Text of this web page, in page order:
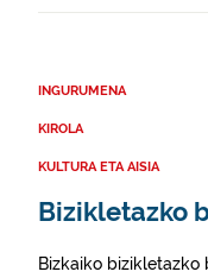
INGURUMENA
KIROLA
KULTURA ETA AISIA
Bizikletazko
Bizkaiko bizikletazko